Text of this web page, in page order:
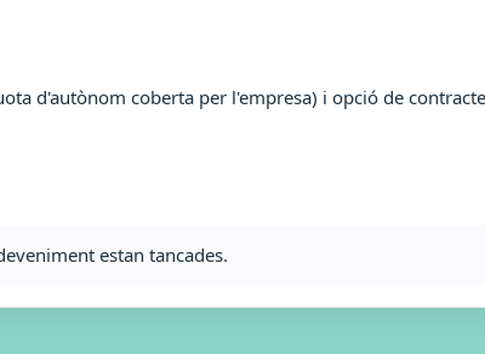
d'autònom coberta per l'empresa) i opció de
estan tancades.